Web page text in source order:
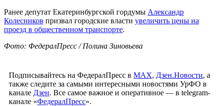
Ранее депутат Екатеринбургской гордумы Александр
Колесников призвал городские власти увеличить цены на
проезд в общественном транспорте.
Фото: ФедералПресс / Полина Зиновьева
Подписывайтесь на ФедералПресс в МАХ, Дзен.Новости, а
также следите за самыми интересными новостями УрФО в
канале Дзен. Все самое важное и оперативное — в telegram-
канале «ФедералПресс».